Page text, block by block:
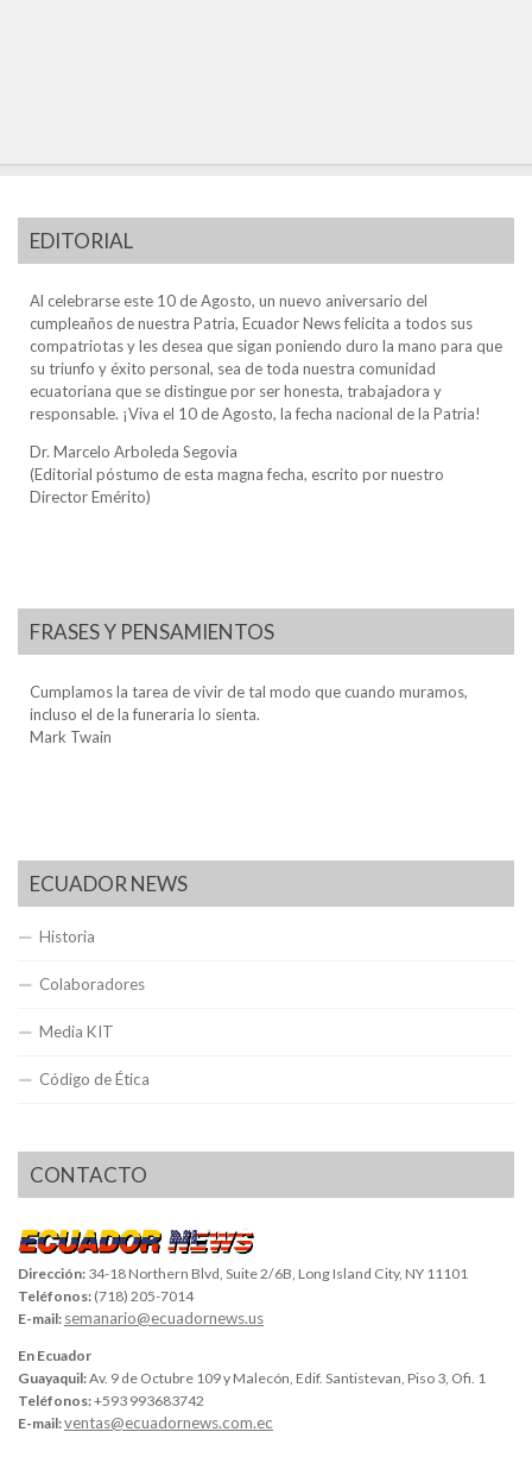
EDITORIAL
Al celebrarse este 10 de Agosto, un nuevo aniversario del
cumpleaños de nuestra Patria, Ecuador News felicita a todos sus
compatriotas y les desea que sigan poniendo duro la mano para que
su triunfo y éxito personal, sea de toda nuestra comunidad
ecuatoriana que se distingue por ser honesta, trabajadora y
responsable. ¡Viva el 10 de Agosto, la fecha nacional de la Patria!
Dr. Marcelo Arboleda Segovia
(Editorial póstumo de esta magna fecha, escrito por nuestro
Director Emérito)
FRASES Y PENSAMIENTOS
Cumplamos la tarea de vivir de tal modo que cuando muramos,
incluso el de la funeraria lo sienta.
Mark Twain
ECUADOR NEWS
Historia
Colaboradores
Media KIT
Código de Ética
CONTACTO
Dirección: 34-18 Northern Blvd, Suite 2/6B, Long Island City, NY 11101
Teléfonos: (718) 205-7014
E-mail: semanario@ecuadornews.us
En Ecuador
Guayaquil:Av. 9 de Octubre 109 y Malecón, Edif. Santistevan, Piso 3, Ofi. 1
Teléfonos:+593 993683742
E-mail:ventas@ecuadornews.com.ec